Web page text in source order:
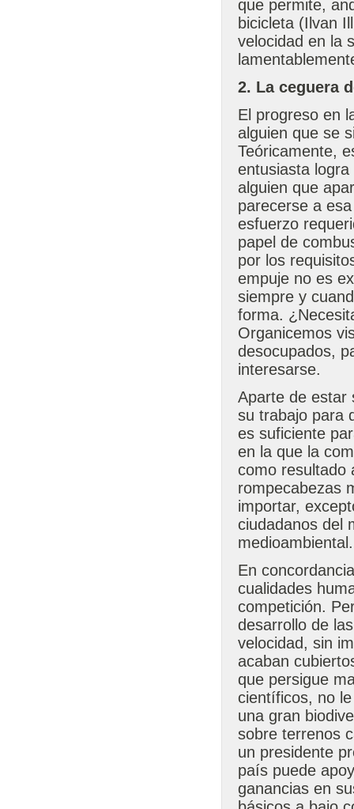
que permite,
bicicleta (Ilvan
velocidad en la
2. La ceguera
El progreso en
alguien que se
Teóricamente,
entusiasta
alguien que
parecerse a
esfuerzo
papel de
por los
empuje no es
siempre y
forma.
Organicemos
desocupados,
interesarse.
Aparte de estar
su trabajo para
es suficiente
en la que la
como resultado
rompecabezas
importar,
ciudadanos del
medioambiental.
En
cualidades
competición.
desarrollo de
velocidad, sin
acaban
que persigue
científicos, no
una gran
sobre terrenos
un presidente
país puede
ganancias en